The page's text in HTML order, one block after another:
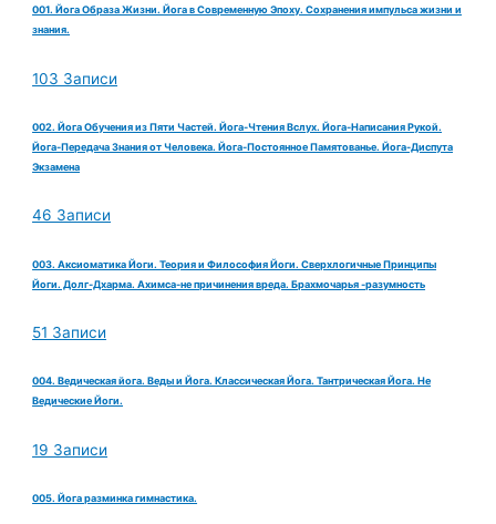
001. Йога Образа Жизни. Йога в Современную Эпоху. Сохранения импульса жизни и
знания.
103 Записи
002. Йога Обучения из Пяти Частей. Йога-Чтения Вслух. Йога-Написания Рукой.
Йога-Передача Знания от Человека. Йога-Постоянное Памятованье. Йога-Диспута
Экзамена
46 Записи
003. Аксиоматика Йоги. Теория и Философия Йоги. Сверхлогичные Принципы
Йоги. Долг-Дхарма. Ахимса-не причинения вреда. Брахмочарья -разумность
51 Записи
004. Ведическая йога. Веды и Йога. Классическая Йога. Тантрическая Йога. Не
Ведические Йоги.
19 Записи
005. Йога разминка гимнастика.